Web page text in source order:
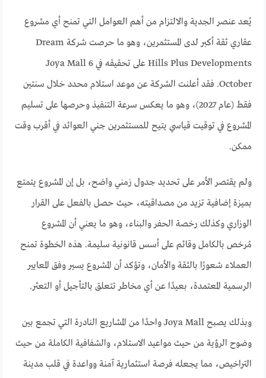
يُعد عنصر الجدية والالتزام من أهم العوامل التي تمنح أي مشروع
عقاري ثقة أكبر لدى المستثمرين، وهو ما حرصت شركة Dream
Hills Plus Developments على تحقيقه في Joya Mall 6
October. فقد أعلنت الشركة عن موعد استلام محدد خلال سنتين
فقط (عام 2027)، وهو ما يعكس سرعة التنفيذ وحرصها على تسليم
المشروع في توقيت قياسي يتيح للمستثمرين جني العوائد في أقرب وقت
ممكن.
ولم يقتصر الأمر على تحديد جدول زمني واضح، بل إن المشروع يتمتع
بميزة إضافية تزيد من مصداقيته، حيث حصل بالفعل على القرار
الوزاري وكذلك رخصة الحفر والبناء، وهو ما يعني أن المشروع
مُرخص بالكامل وقائم على أسس قانونية سليمة. هذه الخطوة تمنح
العملاء شعورًا بالثقة والأمان، وتؤكد أن المشروع يسير وفق المعايير
الرسمية المعتمدة، بعيدًا عن أي مخاطر تتعلق بالتأجيل أو التعثر.
وبذلك يصبح Joya Mall واحدًا من المشاريع النادرة التي تجمع بين
وضوح الرؤية من حيث مواعيد الاستلام، والشفافية الكاملة من حيث
التراخيص، مما يجعله فرصة استثمارية آمنة وواعدة في قلب مدينة